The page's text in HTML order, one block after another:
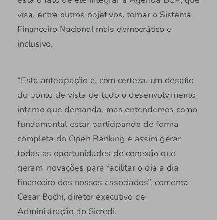
visa, entre outros objetivos, tornar o Sistema
Financeiro Nacional mais democrático e
inclusivo.
“Esta antecipação é, com certeza, um desafio
do ponto de vista de todo o desenvolvimento
interno que demanda, mas entendemos como
fundamental estar participando de forma
completa do Open Banking e assim gerar
todas as oportunidades de conexão que
geram inovações para facilitar o dia a dia
financeiro dos nossos associados”, comenta
Cesar Bochi, diretor executivo de
Administração do Sicredi.